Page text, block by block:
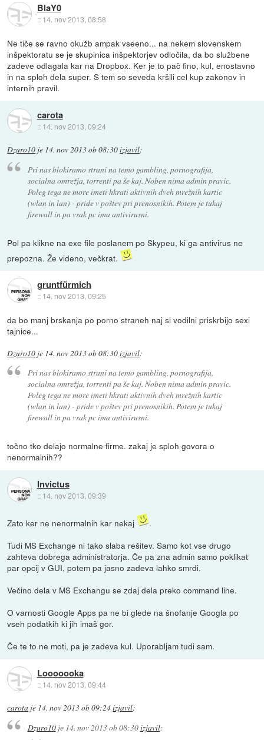
BlaY0
:: 14. nov 2013, 08:58
Ne tiče se ravno okužb ampak vseeno... na nekem slovenskem
inšpektoratu se je skupinica inšpektorjev odločila, da bo službene
zadeve odlagala kar na Dropbox. Ker je to pač fino, kul, enostavno
in na sploh dela super. S tem so seveda kršili cel kup zakonov in
internih pravil.
carota
:: 14. nov 2013, 09:24
Dzuro10 je 14. nov 2013 ob 08:30izjavil:
Pri nas blokiramo strani na temo gambling, pornografija,
socialna omrežja, torrenti pa še kaj. Noben nima admin pravic.
Poleg tega ne more imeti hkrati aktivnih dveh mrežnih kartic
(wlan in lan) - pride v poštev pri prenosnikih. Potem je tukaj
firewall in pa vsak pc ima antivirusni.
Pol pa klikne na exe file poslanem po Skypeu, ki ga antivirus ne
prepozna. Že videno, večkrat.
gruntfürmich
:: 14. nov 2013, 09:25
da bo manj brskanja po porno straneh naj si vodilni priskrbijo sexi
tajnice...
Dzuro10 je 14. nov 2013 ob 08:30izjavil:
Pri nas blokiramo strani na temo gambling, pornografija,
socialna omrežja, torrenti pa še kaj. Noben nima admin pravic.
Poleg tega ne more imeti hkrati aktivnih dveh mrežnih kartic
(wlan in lan) - pride v poštev pri prenosnikih. Potem je tukaj
firewall in pa vsak pc ima antivirusni.
točno tko delajo normalne firme. zakaj je sploh govora o
nenormalnih??
Invictus
:: 14. nov 2013, 09:39
Zato ker ne nenormalnih kar nekaj
.
Tudi MS Exchange ni tako slaba rešitev. Samo kot vse drugo
zahteva dobrega administratorja. Če pa zna admin samo poklikat
par opcij v GUI, potem pa jasno zadeva lahko smrdi.
Večino dela v MS Exchangu se zdaj dela preko command line.
O varnosti Google Apps pa ne bi glede na šnofanje Googla po
vseh podatkih ki jih imaš gor.
Če te to ne moti, pa je zadeva kul. Uporabljam tudi sam.
Looooooka
:: 14. nov 2013, 09:44
carota je 14. nov 2013 ob 09:24izjavil:
Dzuro10je 14. nov 2013 ob 08:30izjavil: